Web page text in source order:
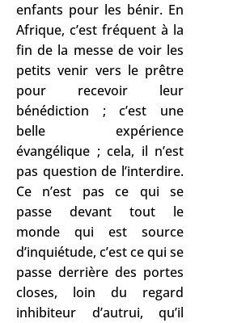
enfants pour les bénir. En
Afrique, c’est fréquent à la
fin de la messe de voir les
petits venir vers le prêtre
pour recevoir leur
bénédiction ; c’est une
belle expérience
évangélique ; cela, il n’est
pas question de l’interdire.
Ce n’est pas ce qui se
passe devant tout le
monde qui est source
d’inquiétude, c’est ce qui se
passe derrière des portes
closes, loin du regard
inhibiteur d’autrui, qu’il